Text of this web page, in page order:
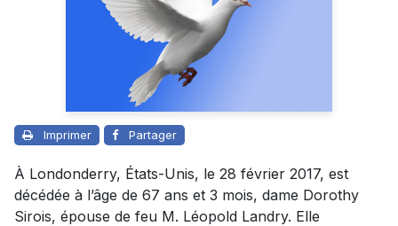
Imprimer Partager
À Londonderry, États-Unis, le 28 février 2017, est
décédée à l’âge de 67 ans et 3 mois, dame Dorothy
Sirois, épouse de feu M. Léopold Landry. Elle